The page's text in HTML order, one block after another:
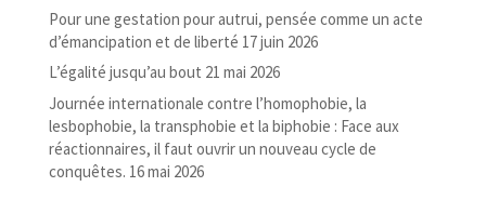
Pour une gestation pour autrui, pensée comme un acte
d’émancipation et de liberté 17 juin 2026
L’égalité jusqu’au bout 21 mai 2026
Journée internationale contre l’homophobie, la
lesbophobie, la transphobie et la biphobie : Face aux
réactionnaires, il faut ouvrir un nouveau cycle de
conquêtes. 16 mai 2026